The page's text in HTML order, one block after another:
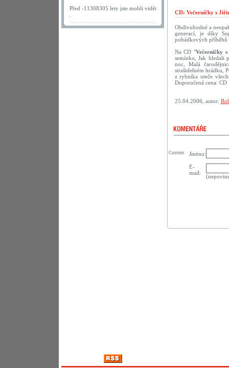
Před -11308305 lety jste mohli vidět
CD: Večerníčky s
Obdivuhodné a
generací, je díky
pohádkových příběhů
Na CD "Večerníčky
semínko, Jak hledali
noc, Malá
strašidelném hrádku,
z rybníka uteče
Doporučená cena:
25.04.2006, autor:
Jméno:
E-
mail:
Content